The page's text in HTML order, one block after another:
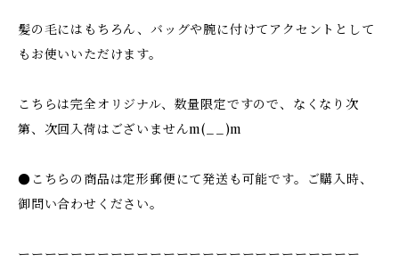
髪の毛にはもちろん、バッグや腕に付けてアクセントとして
もお使いいただけます。
こちらは完全オリジナル、数量限定ですので、なくなり次
第、次回入荷はございませんm(__)m
●こちらの商品は定形郵便にて発送も可能です。ご購入時、
御問い合わせください。
ーーーーーーーーーーーーーーーーーーーーーーーーーー